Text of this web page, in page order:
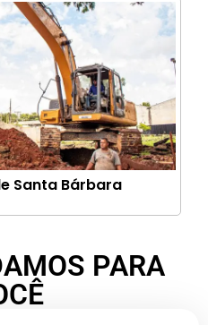
Santa Bárbara
PARA